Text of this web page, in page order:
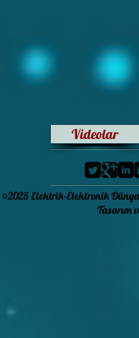
Videolar
©2025 Elektrik-Elektronik
Tasarım ve